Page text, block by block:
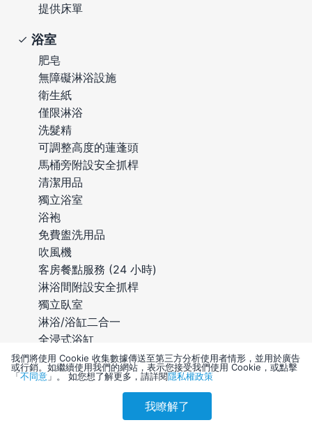
刷卡優惠 會員訂購
提供床單
浴室
肥皂
無障礙淋浴設施
衛生紙
僅限淋浴
洗髮精
可調整高度的蓮蓬頭
馬桶旁附設安全抓桿
清潔用品
獨立浴室
浴袍
免費盥洗用品
吹風機
客房餐點服務 (24 小時)
淋浴間附設安全抓桿
獨立臥室
淋浴/浴缸二合一
全浸式浴缸
娛樂設施
我們將使用 Cookie 收集數據傳送至第三方分析使用者情形，並用於廣告
或行銷。如繼續使用我們的網站，表示您接受我們使用 Cookie，或點擊
「不同意 」。 如您想了解更多，請詳閱隱私權政策
我瞭解了